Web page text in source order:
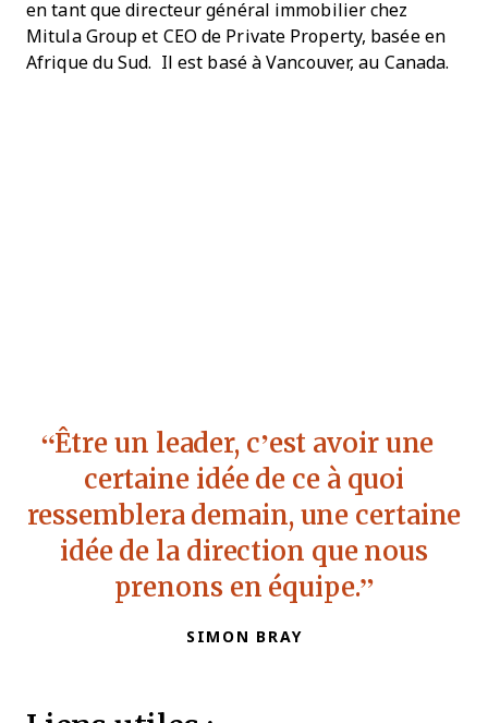
en tant que directeur général immobilier chez
Mitula Group et CEO de Private Property, basée en
Afrique du Sud. Il est basé à Vancouver, au Canada.
Être un leader, c’est avoir une
certaine idée de ce à quoi
ressemblera demain, une certaine
idée de la direction que nous
prenons en équipe.
SIMON BRAY